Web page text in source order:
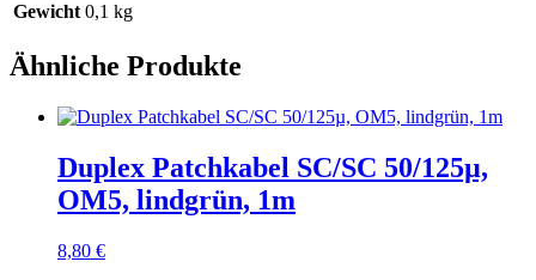
Gewicht 0,1 kg
Ähnliche Produkte
Duplex Patchkabel SC/SC 50/125µ,
OM5, lindgrün, 1m
8,80 €